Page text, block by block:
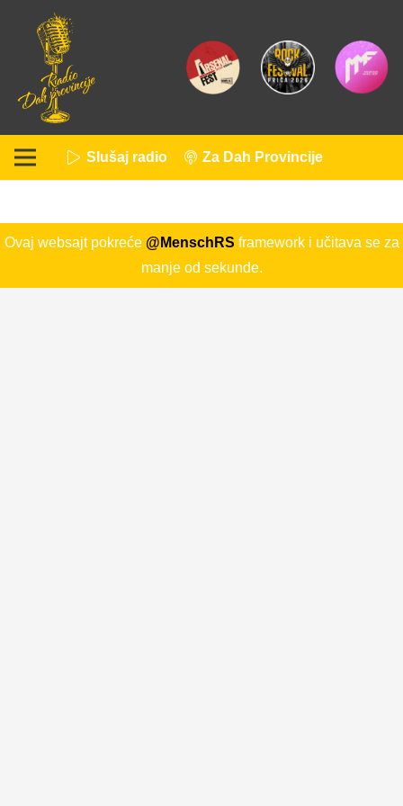
Slušaj radio Za Dah Provincije
Ovaj websajt pokreće @MenschRS framework i učitava se za
manje od sekunde.